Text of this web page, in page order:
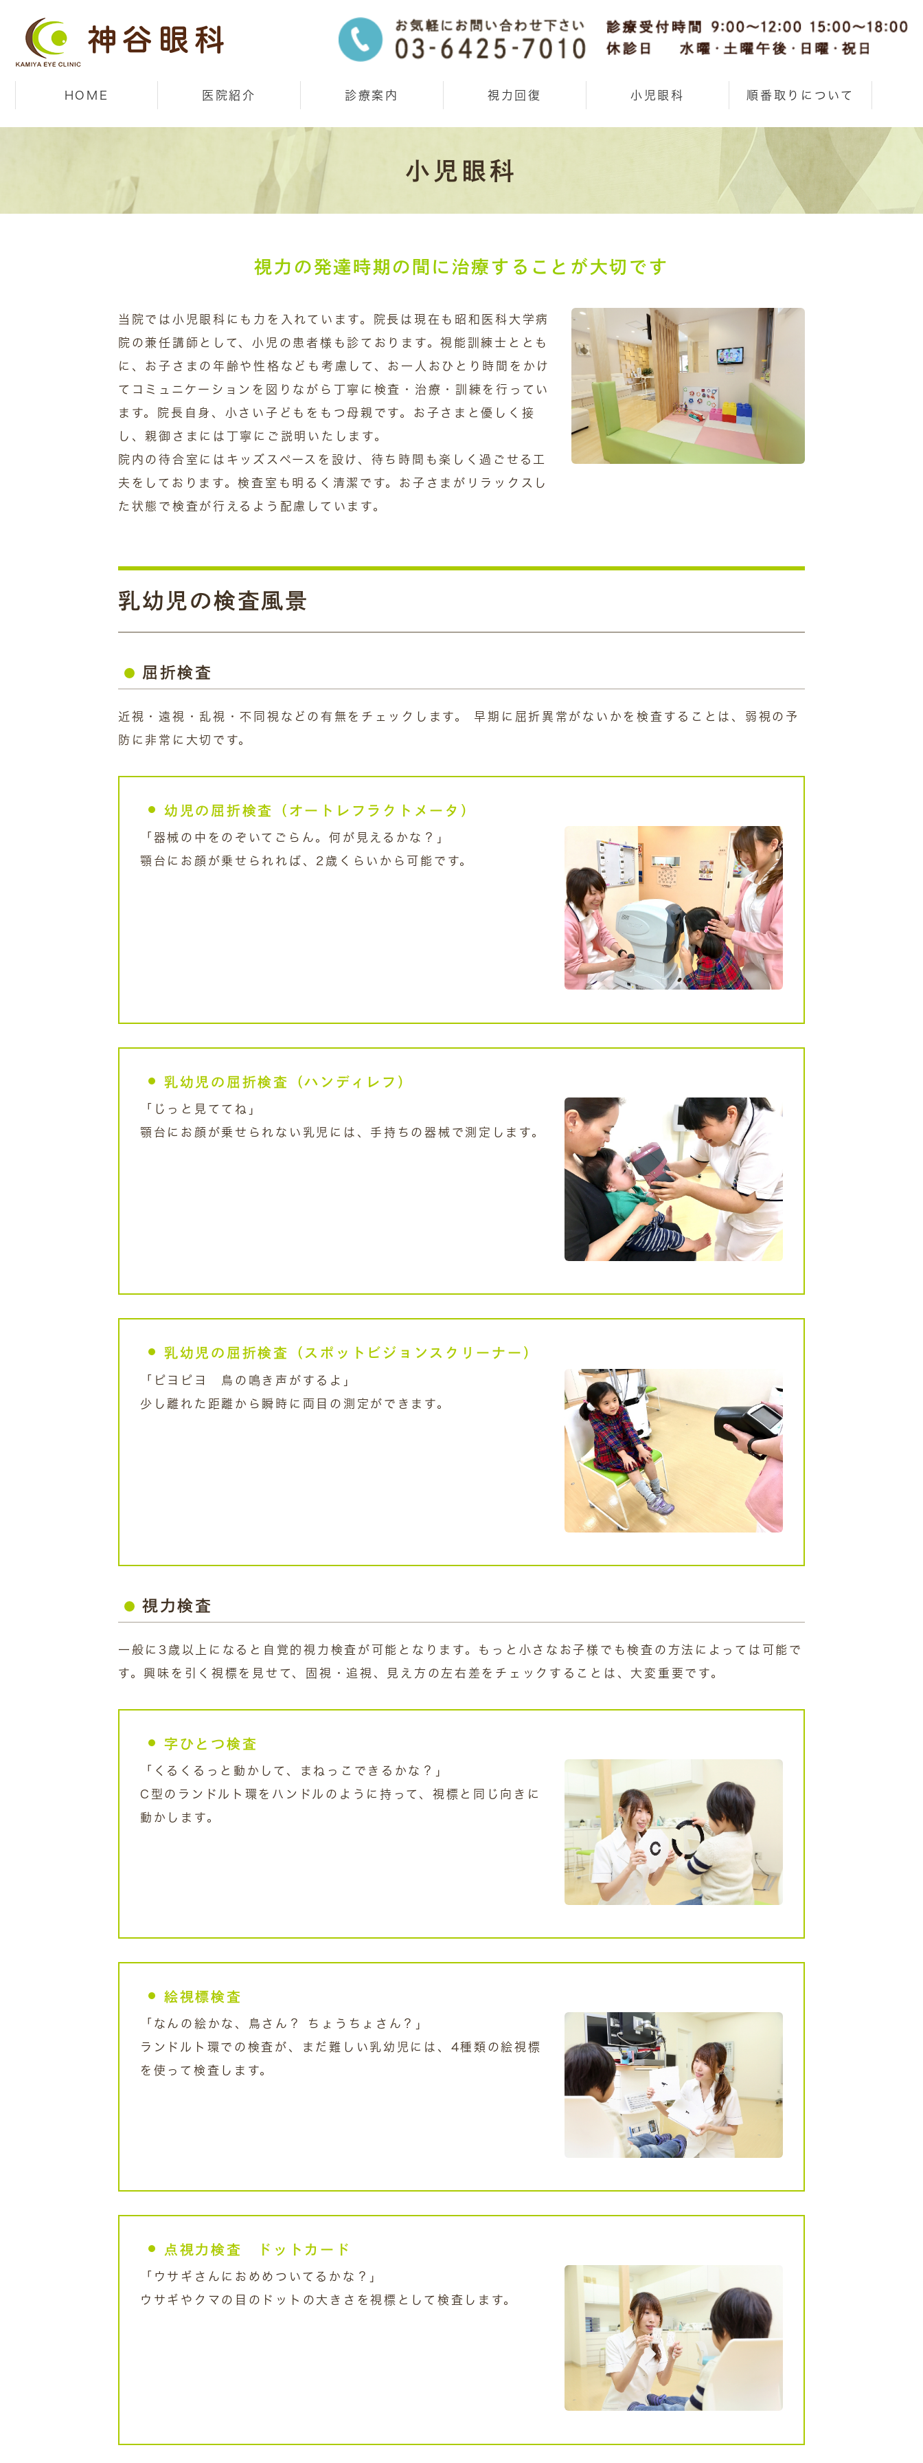
HOME 医院紹介 診療案内 視力回復 小児眼科 順番取りについて
小児眼科
視力の発達時期の間に治療することが大切です
当院では小児眼科にも力を入れています。院長は現在も昭和医科大学病
院の兼任講師として、小児の患者様も診ております。視能訓練士ととも
に、お子さまの年齢や性格なども考慮して、お一人おひとり時間をかけ
てコミュニケーションを図りながら丁寧に検査・治療・訓練を行ってい
ます。院長自身、小さい子どもをもつ母親です。お子さまと優しく接
し、親御さまには丁寧にご説明いたします。
院内の待合室にはキッズスペースを設け、待ち時間も楽しく過ごせる工
夫をしております。検査室も明るく清潔です。お子さまがリラックスし
た状態で検査が行えるよう配慮しています。
乳幼児の検査風景
屈折検査
近視・遠視・乱視・不同視などの有無をチェックします。 早期に屈折異常がないかを検査することは、弱視の予
防に非常に大切です。
幼児の屈折検査（オートレフラクトメータ）
「器械の中をのぞいてごらん。何が見えるかな？」
顎台にお顔が乗せられれば、2歳くらいから可能です。
乳幼児の屈折検査（ハンディレフ）
「じっと見ててね」
顎台にお顔が乗せられない乳児には、手持ちの器械で測定します。
乳幼児の屈折検査（スポットビジョンスクリーナー）
「ピヨピヨ 鳥の鳴き声がするよ」
少し離れた距離から瞬時に両目の測定ができます。
視力検査
一般に3歳以上になると自覚的視力検査が可能となります。もっと小さなお子様でも検査の方法によっては可能で
す。興味を引く視標を見せて、固視・追視、見え方の左右差をチェックすることは、大変重要です。
字ひとつ検査
「くるくるっと動かして、まねっこできるかな？」
C型のランドルト環をハンドルのように持って、視標と同じ向きに
動かします。
絵視標検査
「なんの絵かな、鳥さん？ ちょうちょさん？」
ランドルト環での検査が、まだ難しい乳幼児には、4種類の絵視標
を使って検査します。
点視力検査 ドットカード
「ウサギさんにおめめついてるかな？」
ウサギやクマの目のドットの大きさを視標として検査します。